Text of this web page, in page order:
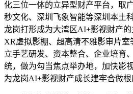
化三位一体的立异型财产平台，取
秒文化、深圳飞象智能等深圳本土
龙岗打形成为大湾区AI+影视财产
XR虚拟影棚、超高清不雅影审片
立手艺研发、资本整合、企业培育
统，做为勾当焦点举办地，加快影
为龙岗AI+影视财产成长建牢合做根